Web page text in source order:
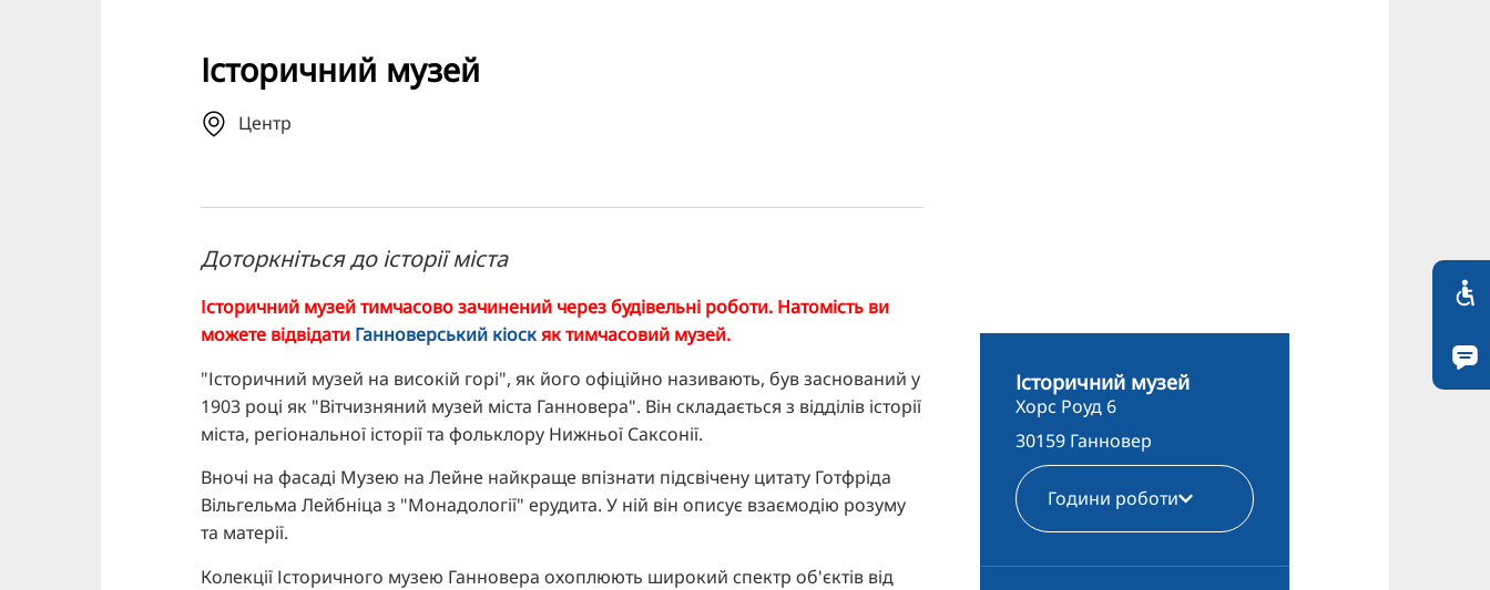
Історичний музей
Центр
Доторкніться до історії міста
Історичний музей тимчасово зачинений через будівельні роботи. Натомість ви
можете відвідати Ганноверський кіоскяк тимчасовий музей.
"Історичний музей на високій горі", як його офіційно називають, був заснований у
1903 році як "Вітчизняний музей міста Ганновера". Він складається з відділів історії
міста, регіональної історії та фольклору Нижньої Саксонії.
Вночі на фасаді Музею на Лейне найкраще впізнати підсвічену цитату Готфріда
Вільгельма Лейбніца з "Монадології" ерудита. У ній він описує взаємодію розуму
та матерії.
Колекції Історичного музею Ганновера охоплюють широкий спектр об'єктів від
Історичний музей
Хорс Роуд 6
30159 Ганновер
Години роботи